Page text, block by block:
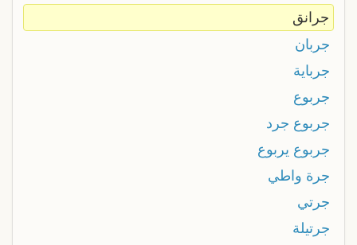
جرانق
جربان
جرباية
جربوع
جربوع جرد
جربوع يربوع
جرة واطي
جرتي
جرتيلة